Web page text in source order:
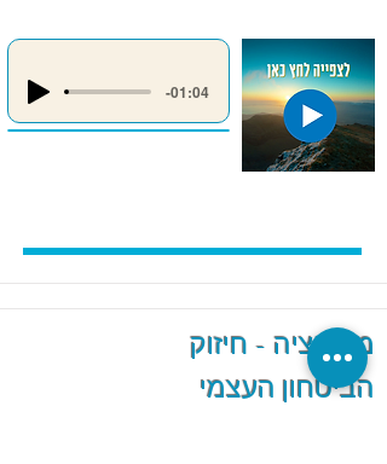
-01:04
מדיטציה - חיזוק
הביטחון העצמי